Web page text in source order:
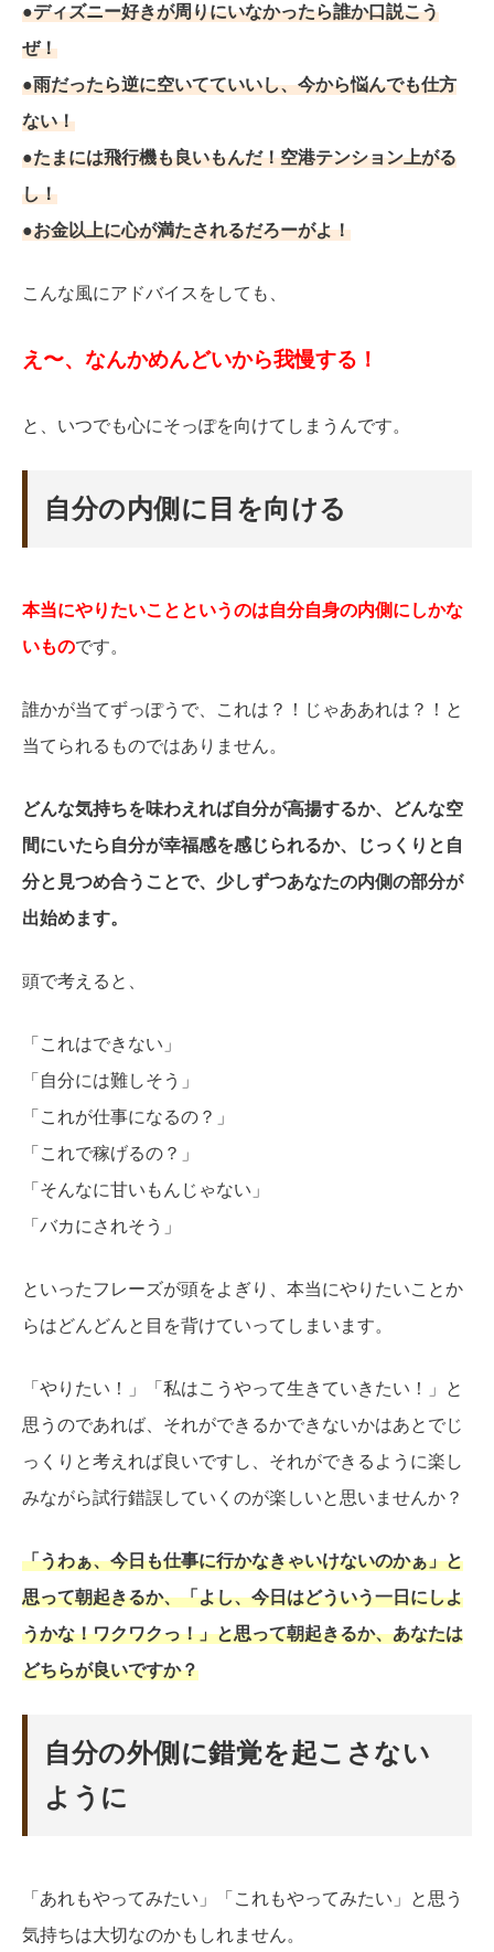
●ディズニー好きが周りにいなかったら誰か口説こう
ぜ！
●雨だったら逆に空いてていいし、今から悩んでも仕方
ない！
●たまには飛行機も良いもんだ！空港テンション上がる
し！
●お金以上に心が満たされるだろーがよ！
こんな風にアドバイスをしても、
え〜、なんかめんどいから我慢する！
と、いつでも心にそっぽを向けてしまうんです。
自分の内側に目を向ける
本当にやりたいことというのは自分自身の内側にしかな
いものです。
誰かが当てずっぽうで、これは？！じゃああれは？！と
当てられるものではありません。
どんな気持ちを味わえれば自分が高揚するか、どんな空
間にいたら自分が幸福感を感じられるか、じっくりと自
分と見つめ合うことで、少しずつあなたの内側の部分が
出始めます。
頭で考えると、
「これはできない」
「自分には難しそう」
「これが仕事になるの？」
「これで稼げるの？」
「そんなに甘いもんじゃない」
「バカにされそう」
といったフレーズが頭をよぎり、本当にやりたいことか
らはどんどんと目を背けていってしまいます。
「やりたい！」「私はこうやって生きていきたい！」と
思うのであれば、それができるかできないかはあとでじ
っくりと考えれば良いですし、それができるように楽し
みながら試行錯誤していくのが楽しいと思いませんか？
「うわぁ、今日も仕事に行かなきゃいけないのかぁ」と
思って朝起きるか、「よし、今日はどういう一日にしよ
うかな！ワクワクっ！」と思って朝起きるか、あなたは
どちらが良いですか？
自分の外側に錯覚を起こさない
ように
「あれもやってみたい」「これもやってみたい」と思う
気持ちは大切なのかもしれません。